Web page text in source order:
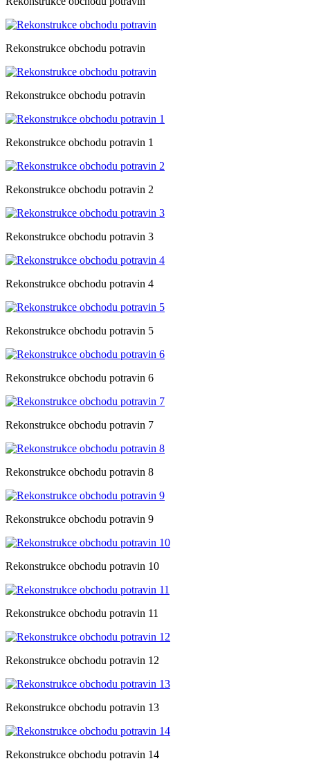
Rekonstrukce obchodu potravin
Rekonstrukce obchodu potravin
Rekonstrukce obchodu potravin 1
Rekonstrukce obchodu potravin 2
Rekonstrukce obchodu potravin 3
Rekonstrukce obchodu potravin 4
Rekonstrukce obchodu potravin 5
Rekonstrukce obchodu potravin 6
Rekonstrukce obchodu potravin 7
Rekonstrukce obchodu potravin 8
Rekonstrukce obchodu potravin 9
Rekonstrukce obchodu potravin 10
Rekonstrukce obchodu potravin 11
Rekonstrukce obchodu potravin 12
Rekonstrukce obchodu potravin 13
Rekonstrukce obchodu potravin 14